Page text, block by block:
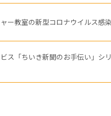
ー教室の新型コロナウイルス感
ス「ちいき新聞のお手伝い」